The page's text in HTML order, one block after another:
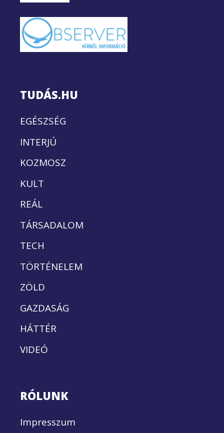
TUDÁS.HU
EGÉSZSÉG
INTERJÚ
KOZMOSZ
KULT
REÁL
TÁRSADALOM
TECH
TÖRTÉNELEM
ZÖLD
GAZDASÁG
HÁTTÉR
VIDEÓ
RÓLUNK
Impresszum